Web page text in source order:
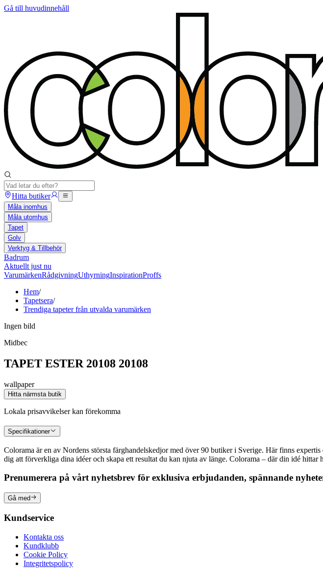
Gå till huvudinnehåll
Hitta butiker
Måla inomhus
Måla utomhus
Tapet
Golv
Verktyg & Tillbehör
Badrum
Aktuellt just nu
VarumärkenRådgivningUthyrningInspirationProffs
Hem/
Tapetsera/
Trendiga tapeter från utvalda varumärken
Ingen bild
Midbec
TAPET ESTER 20108 20108
wallpaper
Hitta närmsta butik
Lokala prisavvikelser kan förekomma
Specifikationer
Colorama är en av Nordens största färghandelskedjor med över 90 butiker i Sverige. Här finns
dig att förverkliga dina idéer och skapa ett resultat du kan njuta av länge. Colorama – där din idé hittar
Prenumerera på vårt nyhetsbrev för exklusiva erbjudanden, spännande
Gå med
Kundservice
Kontakta oss
Kundklubb
Cookie Policy
Integritetspolicy